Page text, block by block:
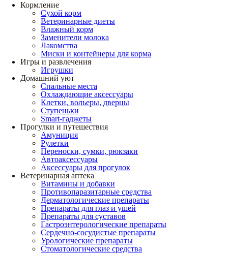
Кормление
Сухой корм
Ветеринарные диеты
Влажный корм
Заменители молока
Лакомства
Миски и контейнеры для корма
Игры и развлечения
Игрушки
Домашний уют
Спальные места
Охлаждающие аксессуары
Клетки, вольеры, дверцы
Ступеньки
Smart-гаджеты
Прогулки и путешествия
Амуниция
Рулетки
Переноски, сумки, рюкзаки
Автоаксессуары
Аксессуары для прогулок
Ветеринарная аптека
Витамины и добавки
Противопаразитарные средства
Дерматологические препараты
Препараты для глаз и ушей
Препараты для суставов
Гастроэнтерологические препараты
Сердечно-сосудистые препараты
Урологические препараты
Стоматологические средства